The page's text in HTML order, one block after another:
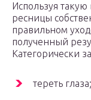
Используя такую
ресницы
правильном
полученный
Категорически
тереть глаза;